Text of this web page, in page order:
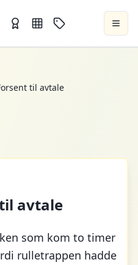
til avtale
avtale
som kom to timer
rulletrappen hadde